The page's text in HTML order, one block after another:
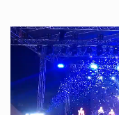
Video
Player